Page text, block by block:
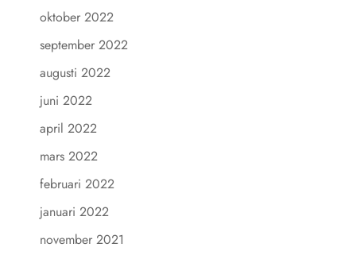
oktober 2022
september 2022
augusti 2022
juni 2022
april 2022
mars 2022
februari 2022
januari 2022
november 2021